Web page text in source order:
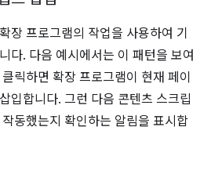
장 프로그램의 작업을 사용하여 기
다. 다음 예시에서는 이 패턴을 보여
릭하면 확장 프로그램이 현재 페이
입합니다. 그런 다음 콘텐츠 스크립
동했는지 확인하는 알림을 표시합